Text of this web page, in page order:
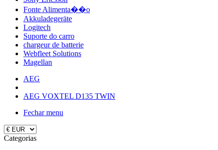
Fonte Alimenta��o
Akkuladegeräte
Logitech
Suporte do carro
chargeur de batterie
Webfleet Solutions
Magellan
AEG
AEG VOXTEL D135 TWIN
Fechar menu
Categorias